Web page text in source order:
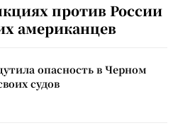
против России
американцев
опасность в Черном
судов